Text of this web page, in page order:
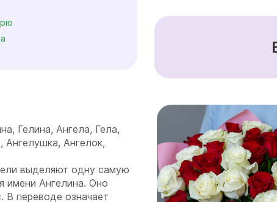
Гелина, Ангела, Гела,
Ангелушка, Ангелок,
выделяют одну самую
имени Ангелина. Оно
В переводе означает